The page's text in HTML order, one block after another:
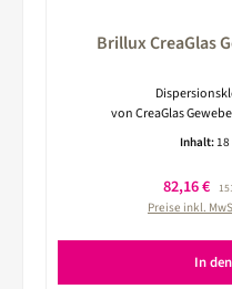
Brillux CreaGlas
von CreaGlas
Inhalt:
82,16 €
Preise inkl.
In